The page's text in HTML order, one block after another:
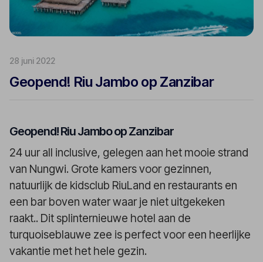
28 juni 2022
Geopend! Riu Jambo op Zanzibar
Geopend! Riu Jambo op Zanzibar
24 uur all inclusive, gelegen aan het mooie strand
van Nungwi. Grote kamers voor gezinnen,
natuurlijk de kidsclub RiuLand en restaurants en
een bar boven water waar je niet uitgekeken
raakt.. Dit splinternieuwe hotel aan de
turquoiseblauwe zee is perfect voor een heerlijke
vakantie met het hele gezin.